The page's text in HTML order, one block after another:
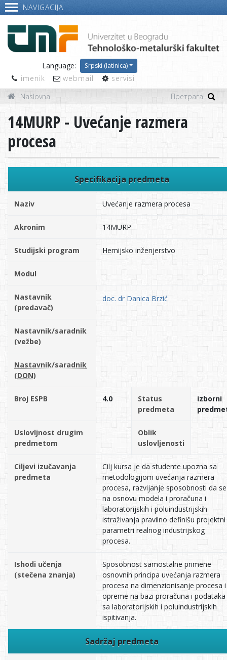
NAVIGACIJA
Language: Srpski (latinica)
imenik webmail
servisi
Naslovna
14MURP - Uvećanje razmera
procesa
Specifikacija predmeta
Naziv Uvećanje razmera procesa
Akronim 14MURP
Studijski program Hemijsko inženjerstvo
Modul
Nastavnik
(predavač)
doc. dr Danica Brzić
Nastavnik/saradnik
(vežbe)
Nastavnik/saradnik
(DON)
Broj ESPB 4.0
Status
predmeta
izborni
Uslovljnost drugim
predmetom
Oblik
uslovljenosti
Ciljevi izučavanja
predmeta
Cilj kursa je da studente upozna sa
metodologijom uvećanja razmera
procesa, razvijanje sposobnosti da se
na osnovu modela i proračuna i
laboratorijskih i poluindustrijskih
istraživanja pravilno definišu projektni
parametri realnog industrijskog
procesa.
Ishodi učenja
(stečena znanja)
Sposobnost samostalne primene
osnovnih principa uvećanja razmera
procesa na dimenzionisanje procesa i
opreme na bazi proračuna i podataka
sa laboratorijskih i poluindustrijskih
ispitivanja.
Sadržaj predmeta